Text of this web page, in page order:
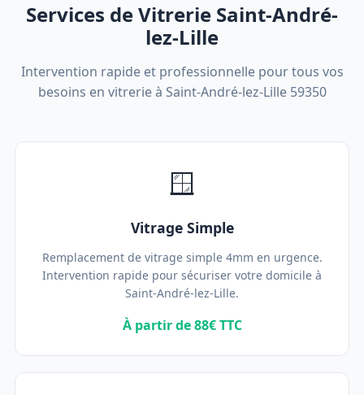
Services de Vitrerie Saint-André-
lez-Lille
Intervention rapide et professionnelle pour tous vos
besoins en vitrerie à Saint-André-lez-Lille 59350
🪟
Vitrage Simple
Remplacement de vitrage simple 4mm en urgence.
Intervention rapide pour sécuriser votre domicile à
Saint-André-lez-Lille.
À partir de 88€ TTC